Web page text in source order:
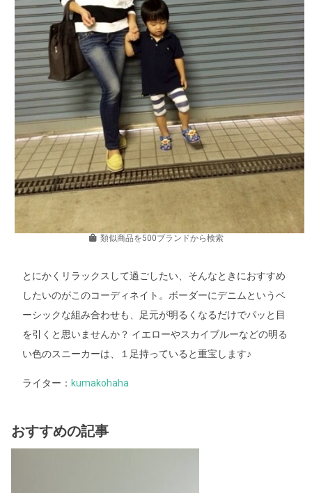
類似商品を500ブランドから検索
とにかくリラックスして過ごしたい、そんなときにおすすめ
したいのがこのコーディネイト。ボーダーにデニムというベ
ーシックな組み合わせも、足元が明るくなるだけでパッと目
を引くと思いませんか？ イエローやスカイブルーなどの明る
い色のスニーカーは、１足持っていると重宝します♪
ライター： kumakohaha
おすすめの記事